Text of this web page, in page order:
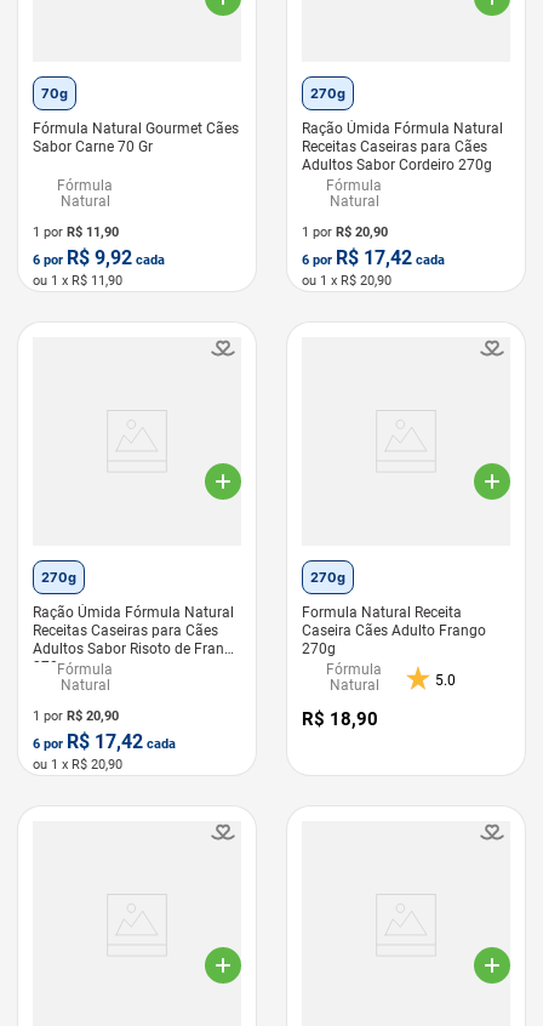
70g
Fórmula Natural Gourmet Cães
Sabor Carne 70 Gr
Fórmula
Natural
1 por R$ 11,90
6 por R$ 9,92 cada
ou 1 x R$ 11,90
270g
Ração Úmida Fórmula Natural
Receitas Caseiras para Cães
Adultos Sabor Cordeiro 270g
Fórmula
Natural
1 por R$ 20,90
6 por R$ 17,42 cada
ou 1 x R$ 20,90
270g
Ração Úmida Fórmula Natural
Receitas Caseiras para Cães
Adultos Sabor Risoto de Frango
270gFórmula
Natural
1 por R$ 20,90
6 por R$ 17,42 cada
ou 1 x R$ 20,90
270g
Formula Natural Receita
Caseira Cães Adulto Frango
270g
Fórmula
Natural
5.0
R$ 18,90